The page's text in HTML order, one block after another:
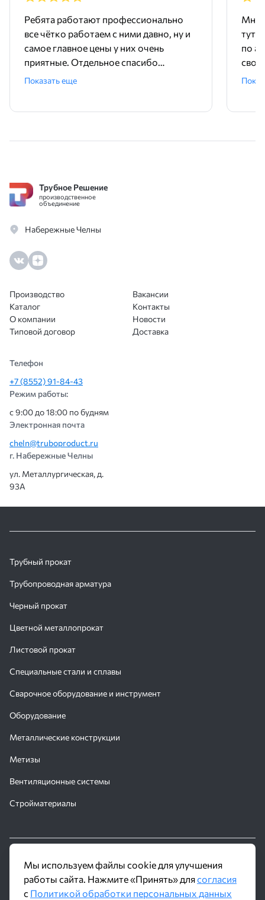
Ребята работают профессионально
все чётко работаем с ними давно, ну и
самое главное цены у них очень
приятные. Отдельное спасибо
менеджеру Родиону!
Показать еще
Мне
тут
по
Трубное Решение
производственное
объединение
Набережные Челны
Производство
Каталог
О компании
Типовой договор
Вакансии
Контакты
Новости
Доставка
Телефон
+7 (8552) 91-84-43
Режим работы:
с 9:00 до 18:00 по будням
Электронная почта
cheln@truboproduct.ru
г. Набережные Челны
ул. Металлургическая, д.
93А
Трубный прокат
Трубопроводная арматура
Черный прокат
Цветной металлопрокат
Листовой прокат
Специальные стали и сплавы
Сварочное оборудование и инструмент
Оборудование
Металлические конструкции
Метизы
Вентиляционные системы
Стройматериалы
© 2016 - 2026 Производственное объединение «Трубное
Решение»
Политика обработки персональных данных
Мы используем файлы cookie для улучшения
работы сайта. Нажмите «Принять» длясогласия
с Политикой обработки персональных данных